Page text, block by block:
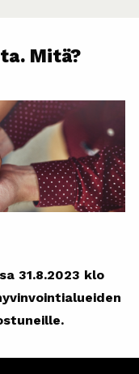
Mitä?
31.8.2023 klo